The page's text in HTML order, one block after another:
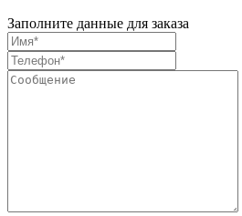
Заполните данные для заказа